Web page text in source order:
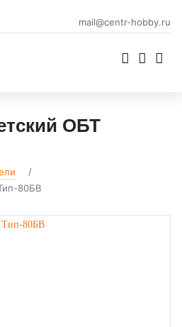
mail@centr-hobby.ru
ОБТ
80БВ